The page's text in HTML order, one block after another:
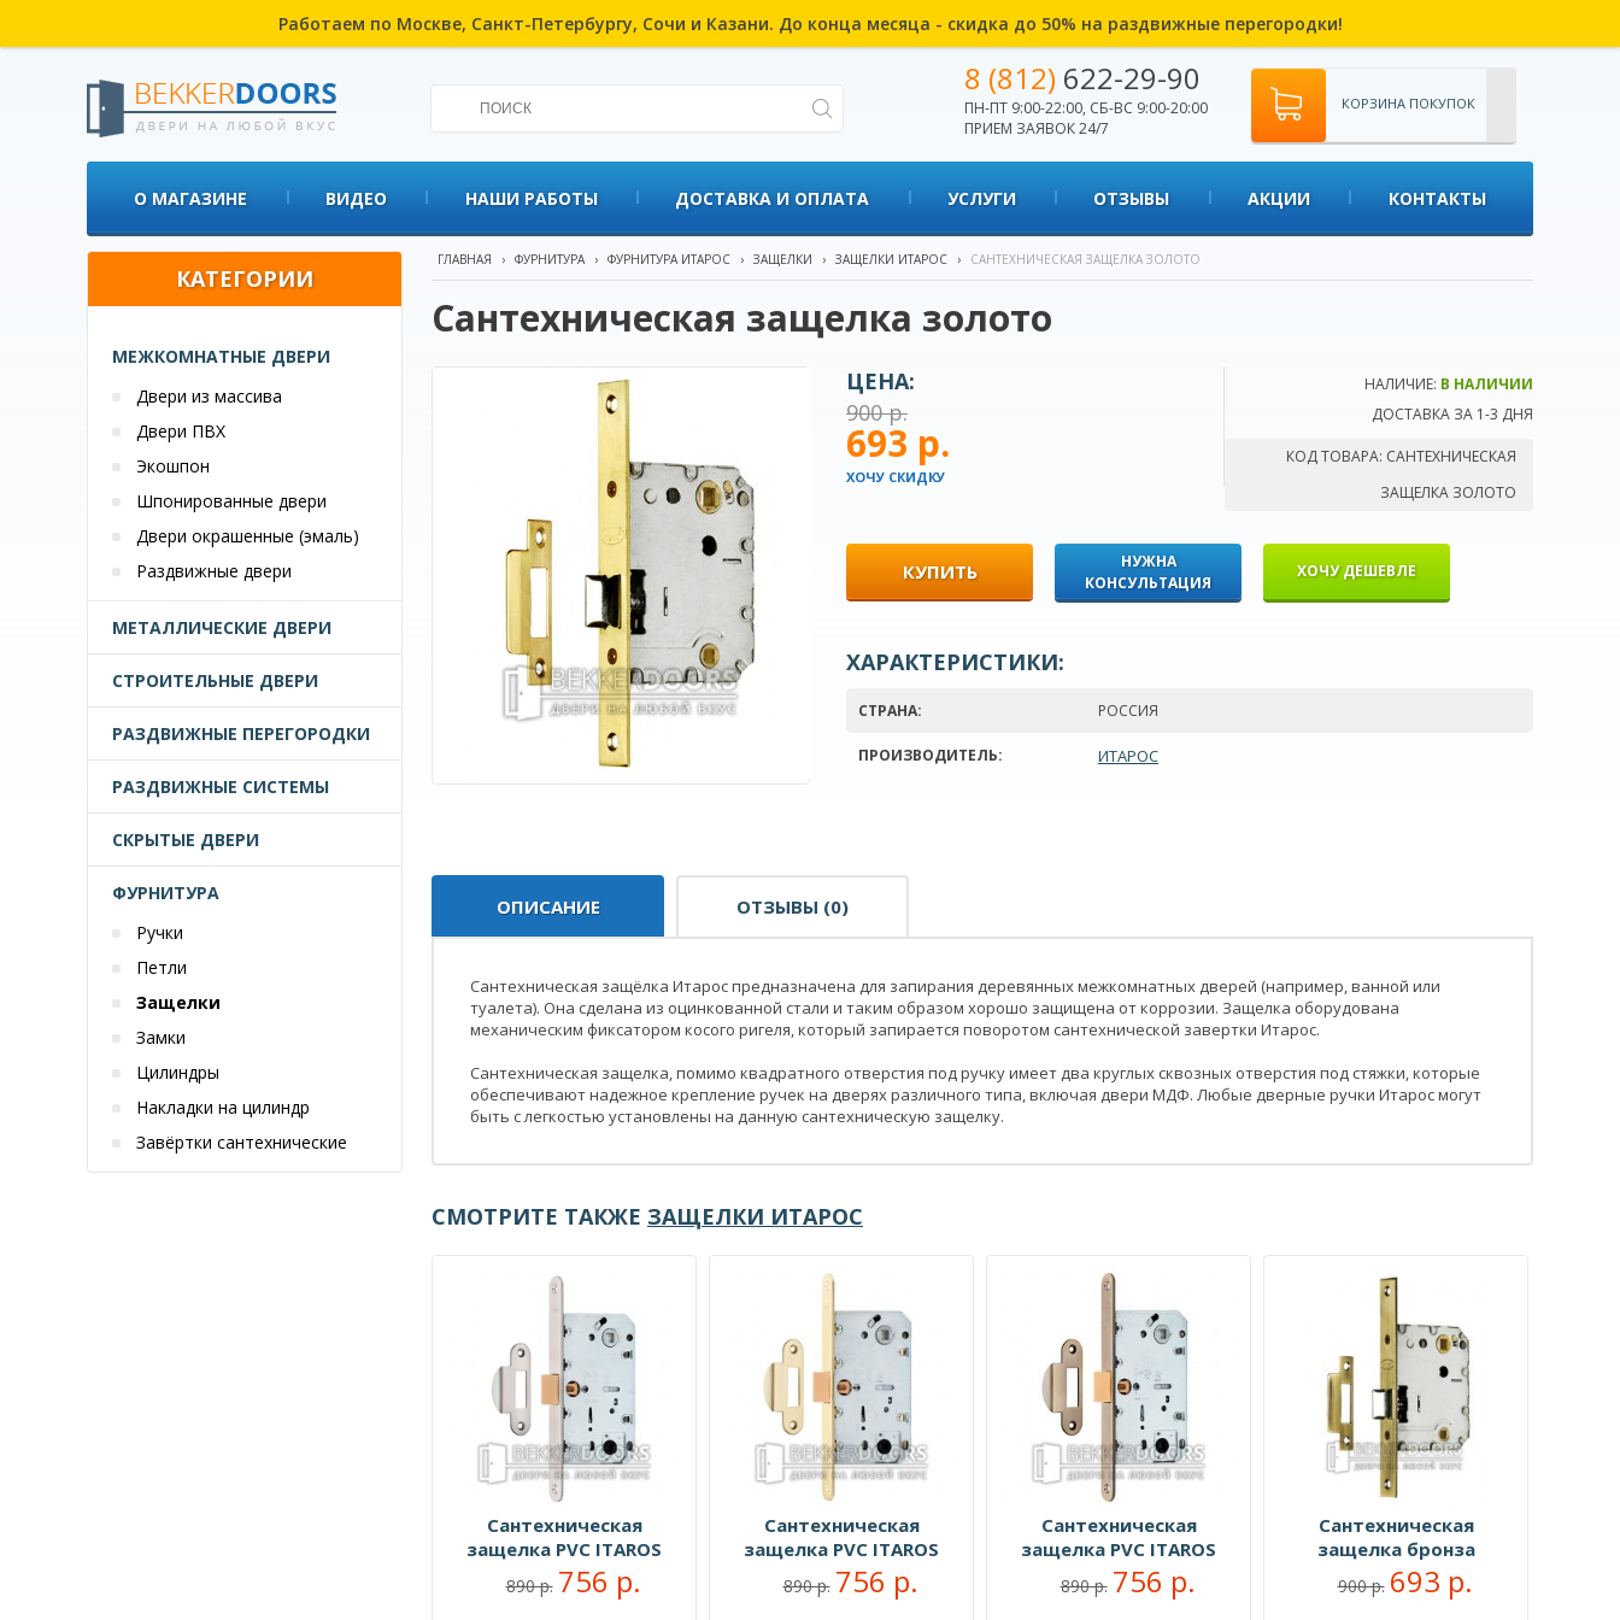
Работаем по Москве, Санкт-Петербургу, Сочи и Казани. До конца месяца - скидка до 50% на раздвижные перегородки!
8 (812) 622-29-90
ПН-ПТ 9:00-22:00, СБ-ВС 9:00-20:00
ПРИЕМ ЗАЯВОК 24/7
КОРЗИНА ПОКУПОК
О МАГАЗИНЕ ВИДЕО НАШИ РАБОТЫ ДОСТАВКА И ОПЛАТА УСЛУГИ ОТЗЫВЫ АКЦИИ КОНТАКТЫ
КАТЕГОРИИ
МЕЖКОМНАТНЫЕ ДВЕРИ
Двери из массива
Двери ПВХ
Экошпон
Шпонированные двери
Двери окрашенные (эмаль)
Раздвижные двери
МЕТАЛЛИЧЕСКИЕ ДВЕРИ
СТРОИТЕЛЬНЫЕ ДВЕРИ
РАЗДВИЖНЫЕ ПЕРЕГОРОДКИ
РАЗДВИЖНЫЕ СИСТЕМЫ
СКРЫТЫЕ ДВЕРИ
ФУРНИТУРА
Ручки
Петли
Защелки
Замки
Цилиндры
Накладки на цилиндр
Завёртки сантехнические
ГЛАВНАЯ › ФУРНИТУРА › ФУРНИТУРА ИТАРОС › ЗАЩЕЛКИ › ЗАЩЕЛКИ ИТАРОС › САНТЕХНИЧЕСКАЯ ЗАЩЕЛКА ЗОЛОТО
Сантехническая защелка золото
НАЛИЧИЕ: В НАЛИЧИИ
ДОСТАВКА ЗА 1-3 ДНЯ
КОД ТОВАРА: САНТЕХНИЧЕСКАЯ
ЗАЩЕЛКА ЗОЛОТО
ЦЕНА:
900 р.
693 р.
ХОЧУ СКИДКУ
КУПИТЬ
НУЖНА
КОНСУЛЬТАЦИЯ
ХОЧУ ДЕШЕВЛЕ
ХАРАКТЕРИСТИКИ:
СТРАНА: РОССИЯ
ПРОИЗВОДИТЕЛЬ: ИТАРОС
ОПИСАНИЕ ОТЗЫВЫ (0)
Сантехническая защёлка Итарос предназначена для запирания деревянных межкомнатных дверей (например, ванной или
туалета). Она сделана из оцинкованной стали и таким образом хорошо защищена от коррозии. Защелка оборудована
механическим фиксатором косого ригеля, который запирается поворотом сантехнической завертки Итарос.
Сантехническая защелка, помимо квадратного отверстия под ручку имеет два круглых сквозных отверстия под стяжки, которые
обеспечивают надежное крепление ручек на дверях различного типа, включая двери МДФ. Любые дверные ручки Итарос могут
быть с легкостью установлены на данную сантехническую защелку.
СМОТРИТЕ ТАКЖЕ ЗАЩЕЛКИ ИТАРОС
Сантехническая
защелка PVC ITAROS
96х50 белый никель SN
890 р. 756 р.
Сантехническая
защелка PVC ITAROS
96х50 матовое золото
SG
890 р. 756 р.
Сантехническая
защелка PVC ITAROS
96х50 старая бронза АВ
890 р. 756 р.
Сантехническая
защелка бронза
900 р. 693 р.